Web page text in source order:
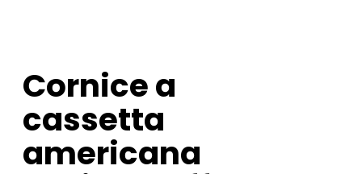
Cornice a
cassetta
americana